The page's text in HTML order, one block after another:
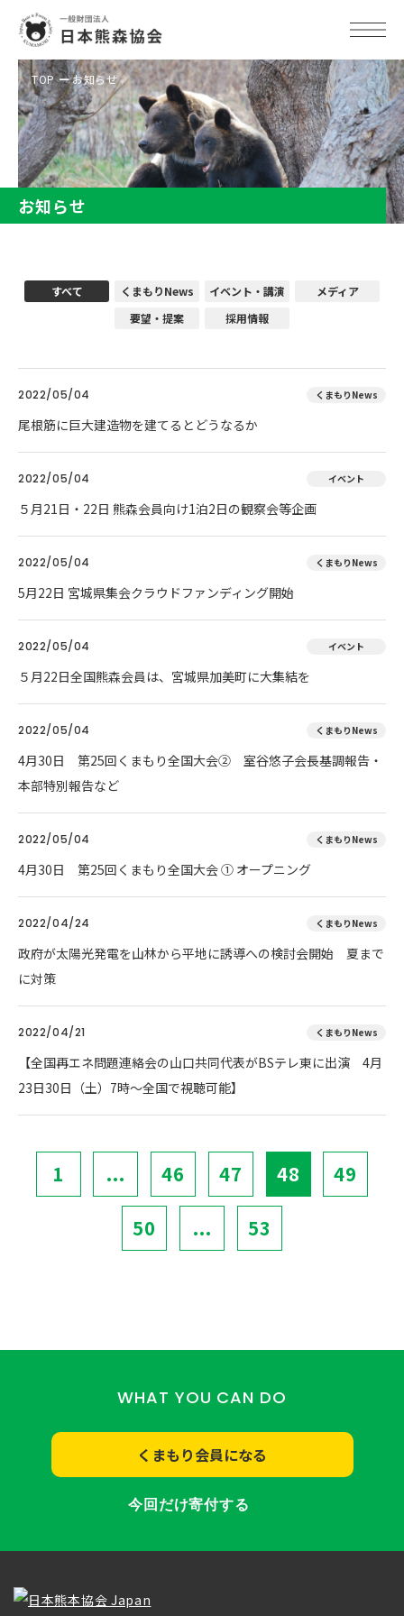
TOP お知らせ
お知らせ
すべて くまもりNews イベント・講演
メディア
要望・提案
採用情報
2022/05/04 くまもりNews
尾根筋に巨大建造物を建てるとどうなるか
2022/05/04 イベント
５月21日・22日 熊森会員向け1泊2日の観察会等企画
2022/05/04 くまもりNews
5月22日 宮城県集会クラウドファンディング開始
2022/05/04 イベント
５月22日全国熊森会員は、宮城県加美町に大集結を
2022/05/04 くまもりNews
4月30日 第25回くまもり全国大会② 室谷悠子会長基調報告・
本部特別報告など
2022/05/04 くまもりNews
4月30日 第25回くまもり全国大会 ① オープニング
2022/04/24 くまもりNews
政府が太陽光発電を山林から平地に誘導への検討会開始 夏まで
に対策
2022/04/21 くまもりNews
【全国再エネ問題連絡会の山口共同代表がBSテレ東に出演 4月
23日30日（土）7時～全国で視聴可能】
1 ... 46 47 48 49
50 ... 53
WHAT YOU CAN DO
くまもり会員になる
今回だけ寄付する